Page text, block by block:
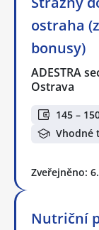
ostraha
bonusy)
ADESTRA
Ostrava
145 –
Vhodné
Zveřejněno:
Nutriční